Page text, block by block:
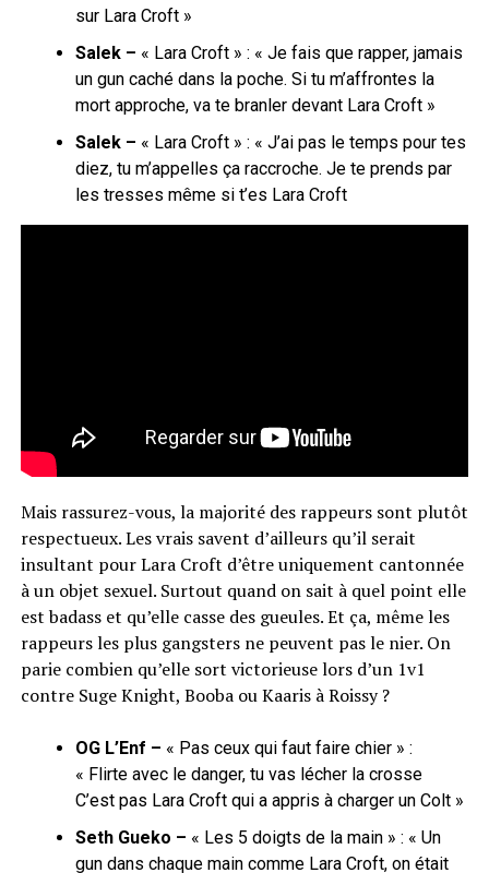
sur Lara Croft »
Salek – « Lara Croft » : « Je fais que rapper, jamais
un gun caché dans la poche. Si tu m’affrontes la
mort approche, va te branler devant Lara Croft »
Salek – « Lara Croft » : « J’ai pas le temps pour tes
diez, tu m’appelles ça raccroche. Je te prends par
les tresses même si t’es Lara Croft
Mais rassurez-vous, la majorité des rappeurs sont plutôt
respectueux. Les vrais savent d’ailleurs qu’il serait
insultant pour Lara Croft d’être uniquement cantonnée
à un objet sexuel. Surtout quand on sait à quel point elle
est badass et qu’elle casse des gueules. Et ça, même les
rappeurs les plus gangsters ne peuvent pas le nier. On
parie combien qu’elle sort victorieuse lors d’un 1v1
contre Suge Knight, Booba ou Kaaris à Roissy ?
OG L’Enf – « Pas ceux qui faut faire chier » :
« Flirte avec le danger, tu vas lécher la crosse
C’est pas Lara Croft qui a appris à charger un Colt »
Seth Gueko – « Les 5 doigts de la main » : « Un
gun dans chaque main comme Lara Croft, on était